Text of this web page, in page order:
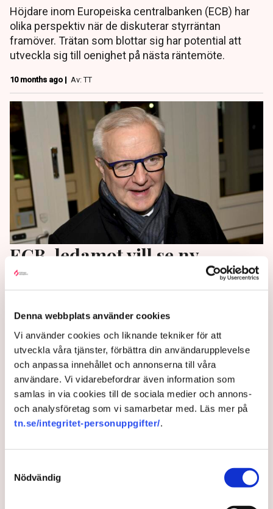
Denna webbplats använder cookies
Vi använder cookies och liknande tekniker för att
utveckla våra tjänster, förbättra din användarupplevelse
och anpassa innehållet och annonserna till våra
användare. Vi vidarebefordrar även information som
samlas in via cookies till de sociala medier och annons-
och analysföretag som vi samarbetar med. Läs mer på
tn.se/integritet-personuppgifter/.
Nödvändig
Höjdare inom Europeiska centralbanken (ECB) har
olika perspektiv när de diskuterar styrräntan
framöver. Trätan som blottar sig har potential att
utveckla sig till oenighet på nästa räntemöte.
10 months ago | Av: TT
ECB-ledamot vill se ny
räntesänkning i juni
att de nuvarande prognoserna om en avtagande
inflationstakt och en trögare konjunktur håller i sig.
Det säger den finländske ledamoten i Europeiska
centralbanken (ECB), Olli Rehn, vid ett framträdande i
Helsingfors på fredagen.
1 year ago | Av: TT